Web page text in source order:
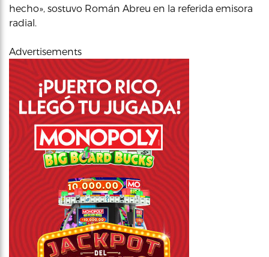
hecho», sostuvo Román Abreu en la referida emisora
radial.
Advertisements